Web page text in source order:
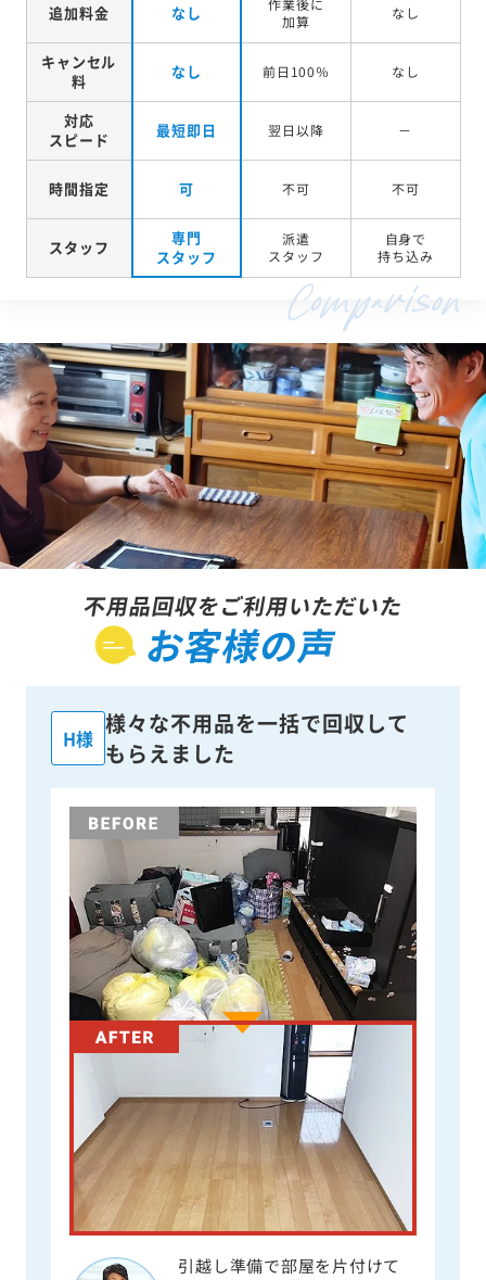
追加料金 なし
加算
なし
キャンセル
料
なし 前日100％ なし
対応
スピード
最短即日 翌日以降 －
時間指定 可 不可 不可
スタッフ
専門
スタッフ
派遣
スタッフ
自身で
持ち込み
不用品回収をご利用いただいた
お客様の声
H様
様々な不用品を一括で回収して
もらえました
引越し準備で部屋を片付けて